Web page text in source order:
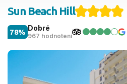
Sun Beach Hill
Dobré
967 hodnotení
78%